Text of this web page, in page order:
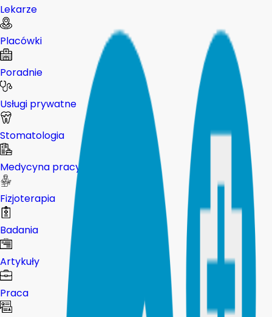
Lekarze
Placówki
Poradnie
Usługi prywatne
Stomatologia
Medycyna pracy
Fizjoterapia
Badania
Artykuły
Praca